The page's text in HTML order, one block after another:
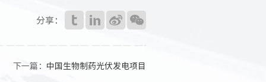
分享：
下一篇： 中国生物制药光伏发电项目